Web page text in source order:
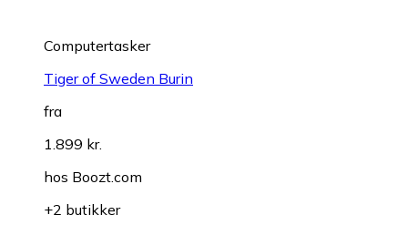
Computertasker
Tiger of Sweden Burin
fra
1.899 kr.
hos Boozt.com
+2 butikker